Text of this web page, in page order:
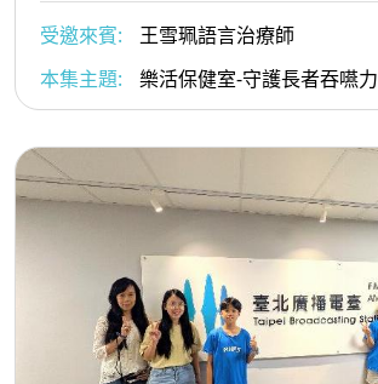
受邀來賓:
王雪珮語言治療師
本集主題:
樂活保健室-守護長者吞嚥力